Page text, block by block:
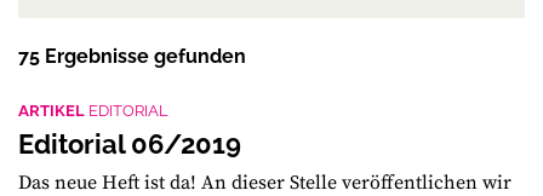
75 Ergebnisse gefunden
ARTIKEL EDITORIAL
Editorial 06/2019
Das neue Heft ist da! An dieser Stelle veröffentlichen wir